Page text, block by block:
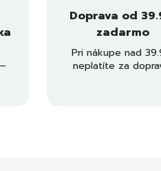
Doprava od
zadarmo
Pri nákupe nad
neplatíte za